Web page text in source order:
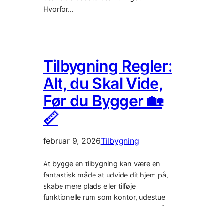
Hvorfor…
Tilbygning Regler:
Alt, du Skal Vide,
Før du Bygger 🏡
📏
februar 9, 2026Tilbygning
At bygge en tilbygning kan være en
fantastisk måde at udvide dit hjem på,
skabe mere plads eller tilføje
funktionelle rum som kontor, udestue